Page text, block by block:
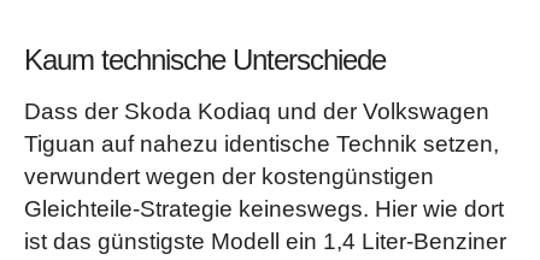
Kaum technische Unterschiede
Dass der Skoda Kodiaq und der Volkswagen
Tiguan auf nahezu identische Technik setzen,
verwundert wegen der kostengünstigen
Gleichteile-Strategie keineswegs. Hier wie dort
ist das günstigste Modell ein 1,4 Liter-Benziner